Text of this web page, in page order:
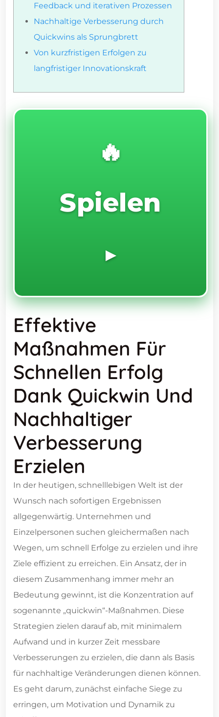
Feedback und iterativen Prozessen
Nachhaltige Verbesserung durch
Quickwins als Sprungbrett
Von kurzfristigen Erfolgen zu
langfristiger Innovationskraft
🔥
Spielen
▶️
Effektive
Maßnahmen Für
Schnellen Erfolg
Dank Quickwin Und
Nachhaltiger
Verbesserung
Erzielen
In der heutigen, schnelllebigen Welt ist der
Wunsch nach sofortigen Ergebnissen
allgegenwärtig. Unternehmen und
Einzelpersonen suchen gleichermaßen nach
Wegen, um schnell Erfolge zu erzielen und ihre
Ziele effizient zu erreichen. Ein Ansatz, der in
diesem Zusammenhang immer mehr an
Bedeutung gewinnt, ist die Konzentration auf
sogenannte „quickwin“-Maßnahmen. Diese
Strategien zielen darauf ab, mit minimalem
Aufwand und in kurzer Zeit messbare
Verbesserungen zu erzielen, die dann als Basis
für nachhaltige Veränderungen dienen können.
Es geht darum, zunächst einfache Siege zu
erringen, um Motivation und Dynamik zu